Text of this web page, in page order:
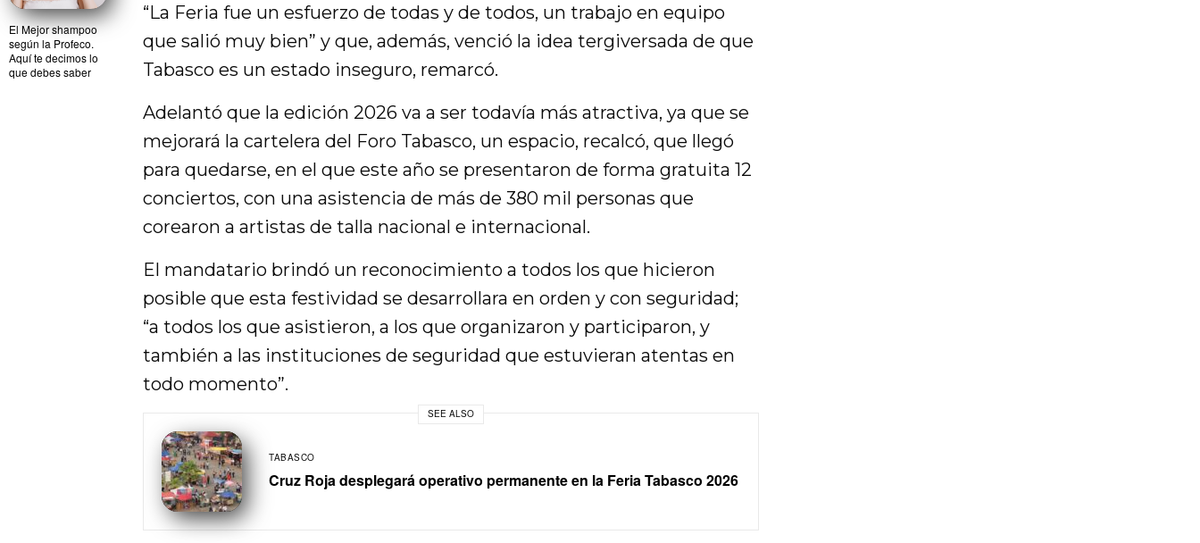
El Mejor shampoo
según la Profeco.
Aquí te decimos lo
que debes saber
“La Feria fue un esfuerzo de todas y de todos, un trabajo en equipo
que salió muy bien” y que, además, venció la idea tergiversada de que
Tabasco es un estado inseguro, remarcó.
Adelantó que la edición 2026 va a ser todavía más atractiva, ya que se
mejorará la cartelera del Foro Tabasco, un espacio, recalcó, que llegó
para quedarse, en el que este año se presentaron de forma gratuita 12
conciertos, con una asistencia de más de 380 mil personas que
corearon a artistas de talla nacional e internacional.
El mandatario brindó un reconocimiento a todos los que hicieron
posible que esta festividad se desarrollara en orden y con seguridad;
“a todos los que asistieron, a los que organizaron y participaron, y
también a las instituciones de seguridad que estuvieran atentas en
todo momento”.
SEE ALSO
TABASCO
Cruz Roja desplegará operativo permanente en la Feria Tabasco 2026